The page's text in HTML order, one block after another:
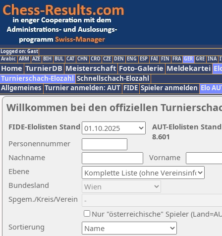
Logged on: Gast
Arabic ARM AZE BIH BUL CAT CHN CRO CZE DEN ENG ESP FAI FIN FRA GER GRE INA
Home TurnierDB Meisterschaft Foto-Galerie Meldekartei
Turnierschach-Elozahl Schnellschach-Elozahl
Allgemeines Turnier anmelden: AUT FIDE Spieler anmelden Elo
Willkommen bei den offiziellen
Nachname
Vorname
Ebene
Sortierung
Personennummer
Bundesland
Spgem./Kreis/Verein
Nur "österreichische" Spieler
AUT-Elolisten
8.601
FIDE-Elolisten Stand